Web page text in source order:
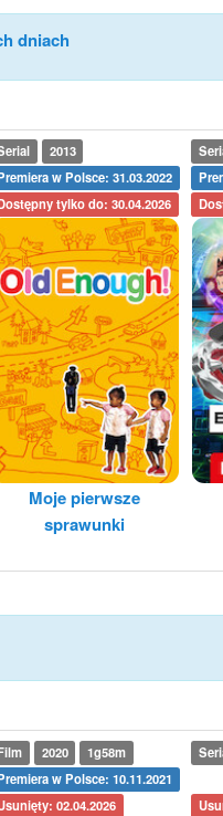
dniach
2013
w Polsce: 31.03.2022
tylko do: 30.04.2026
Moje pierwsze
sprawunki
2020
1g58m
w Polsce: 10.11.2021
02.04.2026